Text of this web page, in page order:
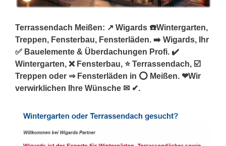
Terrassendach Meißen: ↗️ Wigards ☎️Wintergarten,
Treppen, Fensterbau, Fensterläden. ➡️ Wigards, Ihr
✅ Bauelemente & Überdachungen Profi. ✔️
Wintergarten, ❌ Fensterbau, ⭐ Terrassendach, ☑️
Treppen oder ⇒ Fensterläden in ⭕ Meißen. ❤Wir
verwirklichen Ihre Wünsche ✉ ✔.